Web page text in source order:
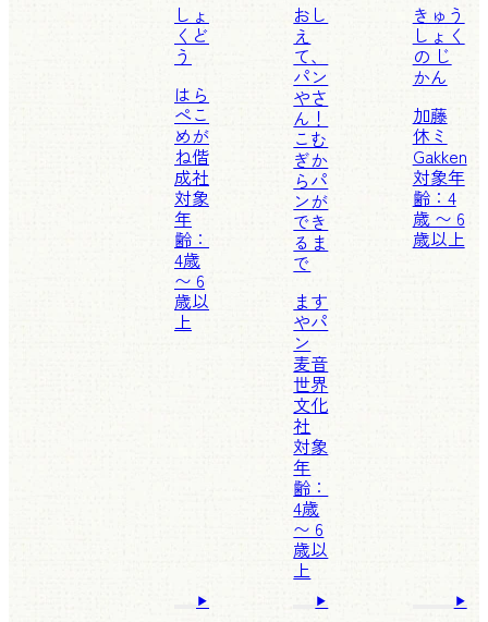
しょ
くど
う
はら
ぺこ
めが
ね偕
成社
対象
年
齢：
4歳
〜 6
歳以
上
おし
え
て、
パン
やさ
ん！
こむ
ぎか
らパ
ンが
でき
るま
で
ます
やパ
ン
麦音
世界
文化
社
対象
年
齢：
4歳
〜 6
歳以
上
きゅう
しょく
の じ
かん
加藤
休ミ
Gakken
対象年
齢：4
歳 〜 6
歳以上